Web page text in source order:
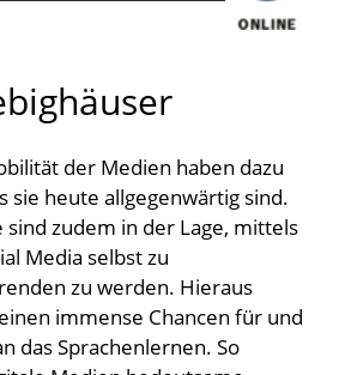
der Medien haben dazu
sie heute allgegenwärtig sind.
zudem in der Lage, mittels
Media selbst zu
zu werden. Hieraus
immense Chancen für und
das Sprachenlernen. So